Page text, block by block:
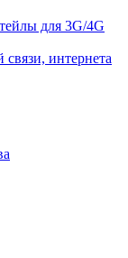
для 3G/4G
интернета